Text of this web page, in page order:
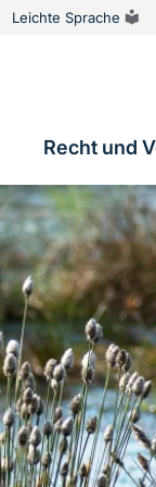
Leichte Sprache
Recht und